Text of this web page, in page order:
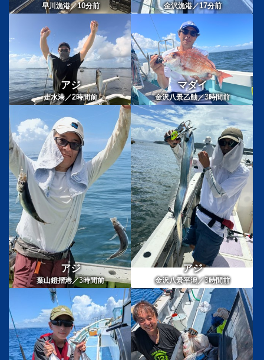
早川漁港／10分前 金沢漁港／17分前
アジ
走水港／2時間前
マダイ
金沢八景乙舳／3時間前
アジ
葉山鐙摺港／3時間前
アジ
金沢八景平潟／3時間前